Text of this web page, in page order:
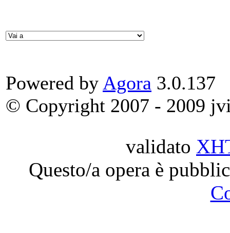
Powered by Agora 3.0.137
© Copyright 2007 - 2009
validato
Questo/a opera è